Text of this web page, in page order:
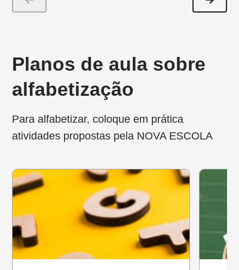
Planos de aula sobre
alfabetização
Para alfabetizar, coloque em prática
atividades propostas pela NOVA ESCOLA